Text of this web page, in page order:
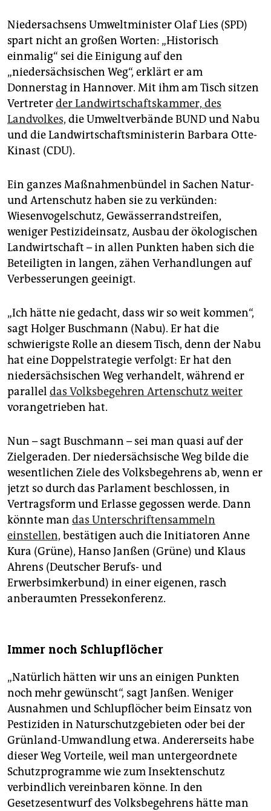
abo
genossenschaft
epaper login
Niedersachsens Umweltminister Olaf Lies (SPD)
spart nicht an großen Worten: „Historisch
einmalig“ sei die Einigung auf den
„niedersächsischen Weg“, erklärt er am
Donnerstag in Hannover. Mit ihm am Tisch sitzen
Vertreterder Landwirtschaftskammer, des
Landvolkes, die Umweltverbände BUND und Nabu
und die Landwirtschaftsministerin Barbara Otte-
Kinast (CDU).
Ein ganzes Maßnahmenbündel in Sachen Natur-
und Artenschutz haben sie zu verkünden:
Wiesenvogelschutz, Gewässerrandstreifen,
weniger Pestizideinsatz, Ausbau der ökologischen
Landwirtschaft – in allen Punkten haben sich die
Beteiligten in langen, zähen Verhandlungen auf
Verbesserungen geeinigt.
„Ich hätte nie gedacht, dass wir so weit kommen“,
sagt Holger Buschmann (Nabu). Er hat die
schwierigste Rolle an diesem Tisch, denn der Nabu
hat eine Doppelstrategie verfolgt: Er hat den
niedersächsischen Weg verhandelt, während er
parallel das Volksbegehren Artenschutz weiter
vorangetrieben hat.
Nun – sagt Buschmann – sei man quasi auf der
Zielgeraden. Der niedersächsische Weg bilde die
wesentlichen Ziele des Volksbegehrens ab, wenn er
jetzt so durch das Parlament beschlossen, in
Vertragsform und Erlasse gegossen werde. Dann
könnte man das Unterschriftensammeln
einstellen, bestätigen auch die Initiatoren Anne
Kura (Grüne), Hanso Janßen (Grüne) und Klaus
Ahrens (Deutscher Berufs- und
Erwerbsimkerbund) in einer eigenen, rasch
anberaumten Pressekonferenz.
Immer noch Schlupflöcher
„Natürlich hätten wir uns an einigen Punkten
noch mehr gewünscht“, sagt Janßen. Weniger
Ausnahmen und Schlupflöcher beim Einsatz von
Pestiziden in Naturschutzgebieten oder bei der
Grünland-Umwandlung etwa. Andererseits habe
dieser Weg Vorteile, weil man untergeordnete
Schutzprogramme wie zum Insektenschutz
verbindlich vereinbaren könne. In den
Gesetzesentwurf des Volksbegehrens hätte man